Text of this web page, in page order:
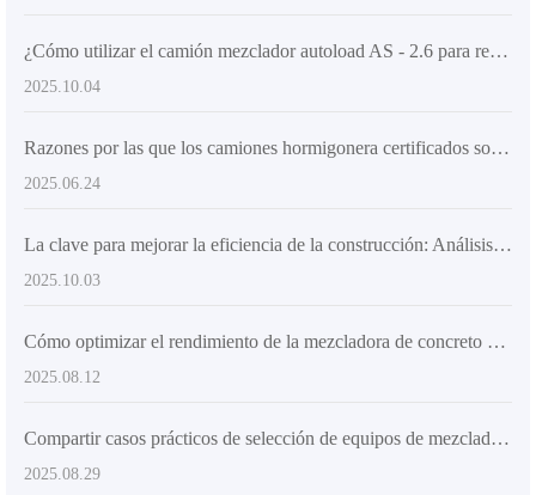
¿Cómo utilizar el camión mezclador autoload AS - 2.6 para realizar la colocación rápida de hormigón en obras complejas?
2025.10.04
Razones por las que los camiones hormigonera certificados son populares en los mercados extranjeros
2025.06.24
La clave para mejorar la eficiencia de la construcción: Análisis completo del diseño de alta flexibilidad de los camiones mezcladores
2025.10.03
Cómo optimizar el rendimiento de la mezcladora de concreto con chasis articulado y neumáticos de ingeniería
2025.08.12
Compartir casos prácticos de selección de equipos de mezclado de concreto en diferentes condiciones de sitio de construcción
2025.08.29